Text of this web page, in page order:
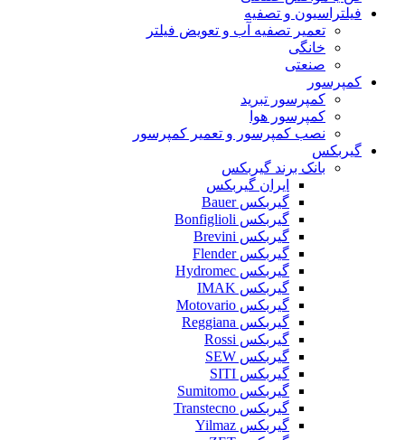
فیلتراسیون و تصفیه
تعمیر تصفیه آب و تعویض فیلتر
خانگی
صنعتی
کمپرسور
کمپرسور تبرید
کمپرسور هوا
نصب کمپرسور و تعمیر کمپرسور
گیربکس
بانک برند گیربکس
ایران گیربکس
گیربکس Bauer
گیربکس Bonfiglioli
گیربکس Brevini
گیربکس Flender
گیربکس Hydromec
گیربکس IMAK
گیربکس Motovario
گیربکس Reggiana
گیربکس Rossi
گیربکس SEW
گیربکس SITI
گیربکس Sumitomo
گیربکس Transtecno
گیربکس Yilmaz